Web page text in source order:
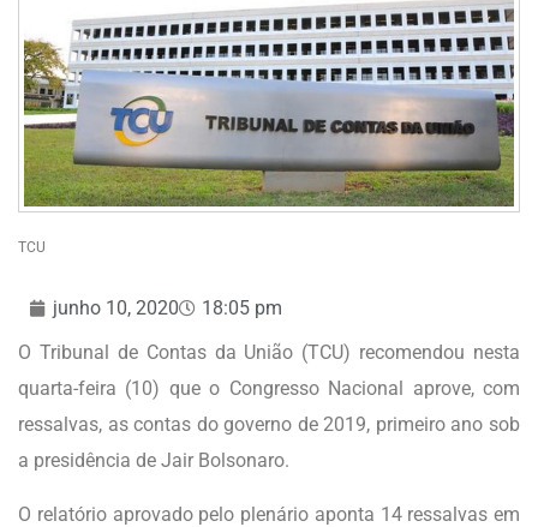
TCU
junho 10, 2020
18:05 pm
O Tribunal de Contas da União (TCU) recomendou nesta
quarta-feira (10) que o Congresso Nacional aprove, com
ressalvas, as contas do governo de 2019, primeiro ano sob
a presidência de Jair Bolsonaro.
O relatório aprovado pelo plenário aponta 14 ressalvas em